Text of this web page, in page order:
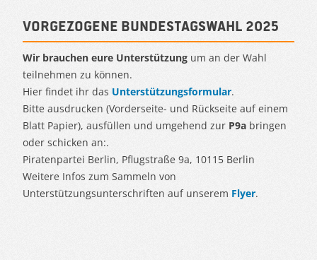
Vorgezogene Bundestagswahl 2025
Wir brauchen eure Unterstützung um an der Wahl
teilnehmen zu können.
Hier findet ihr das Unterstützungsformular.
Bitte ausdrucken (Vorderseite- und Rückseite auf einem
Blatt Papier), ausfüllen und umgehend zur P9a bringen
oder schicken an:.
Piratenpartei Berlin, Pflugstraße 9a, 10115 Berlin
Weitere Infos zum Sammeln von
Unterstützungsunterschriften auf unserem Flyer.